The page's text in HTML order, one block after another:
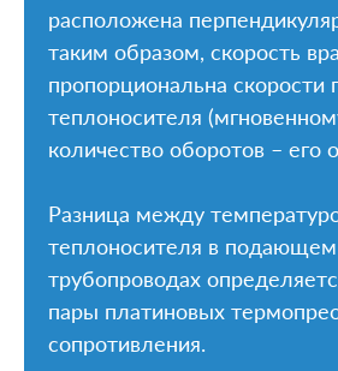
расположена
таким образом, скорость
пропорциональна скорости
теплоносителя
количество оборотов – его
Разница между
теплоносителя в
трубопроводах
пары платиновых
сопротивления.